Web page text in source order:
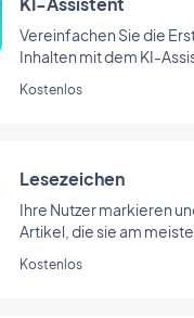
Vereinfachen Sie die
Inhalten mit dem KI-
Kostenlos
Lesezeichen
Ihre Nutzer markieren
Artikel, die sie am
Kostenlos